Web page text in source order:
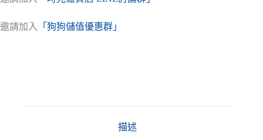
邀請加入 「狗狗儲值優惠群」
描述